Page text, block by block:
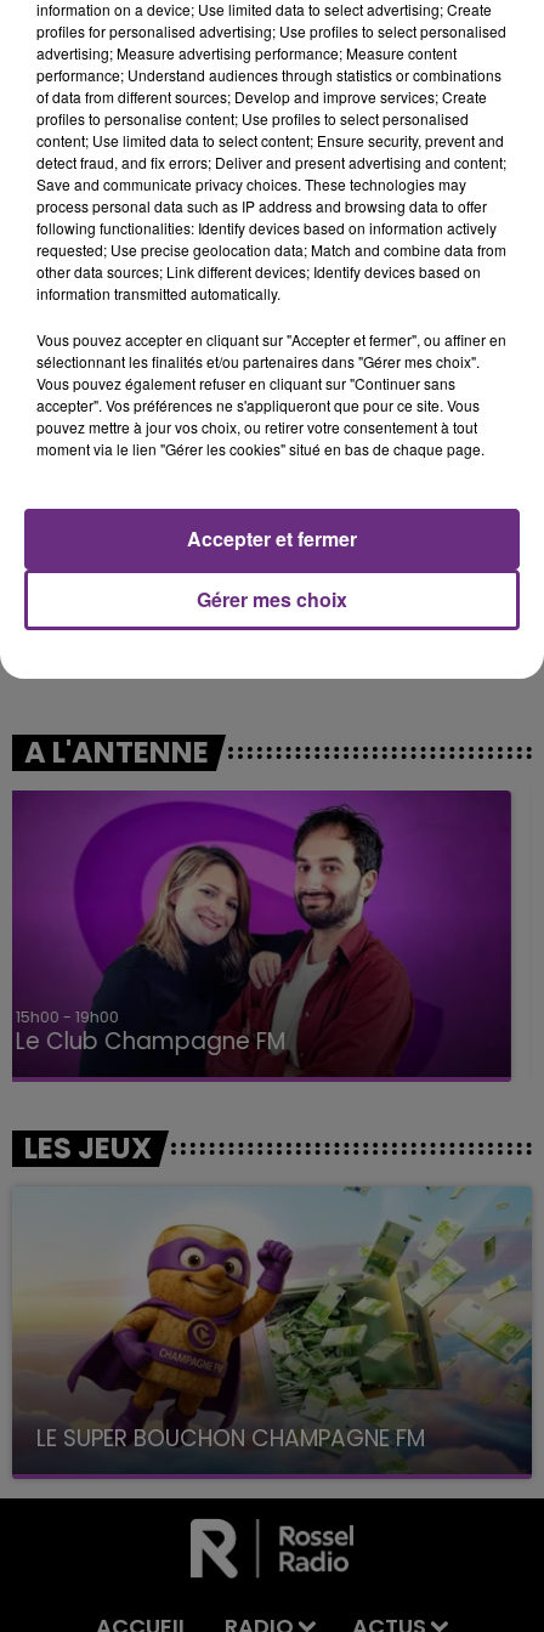
9h20
9h20
Die On This Hill
9h12
9h12
Four To The Floor
9h09
9h09 9h04
9h04
A L'ANTENNE
19h00 - 19h15
LA POP MACHINE - CHAMPAGNE FM
LES JEUX
LE SUPER BOUCHON CHAMPAGNE FM
avec La Famille Champagne FM, à 8H10
information on a device; Use limited data to select advertising; Create
profiles for personalised advertising; Use profiles to select personalised
advertising; Measure advertising performance; Measure content
performance; Understand audiences through statistics or combinations
of data from different sources; Develop and improve services; Create
profiles to personalise content; Use profiles to select personalised
content; Use limited data to select content; Ensure security, prevent and
detect fraud, and fix errors; Deliver and present advertising and content;
Save and communicate privacy choices. These technologies may
process personal data such as IP address and browsing data to offer
following functionalities: Identify devices based on information actively
requested; Use precise geolocation data; Match and combine data from
other data sources; Link different devices; Identify devices based on
information transmitted automatically.
Vous pouvez accepter en cliquant sur "Accepter et fermer", ou affiner en
sélectionnant les finalités et/ou partenaires dans "Gérer mes choix".
Vous pouvez également refuser en cliquant sur "Continuer sans
accepter". Vos préférences ne s'appliqueront que pour ce site. Vous
pouvez mettre à jour vos choix, ou retirer votre consentement à tout
moment via le lien "Gérer les cookies" situé en bas de chaque page.
Gérer mes choix
Accepter et fermer